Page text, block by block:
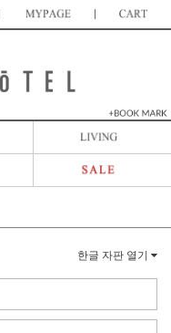
한글 자판 열기